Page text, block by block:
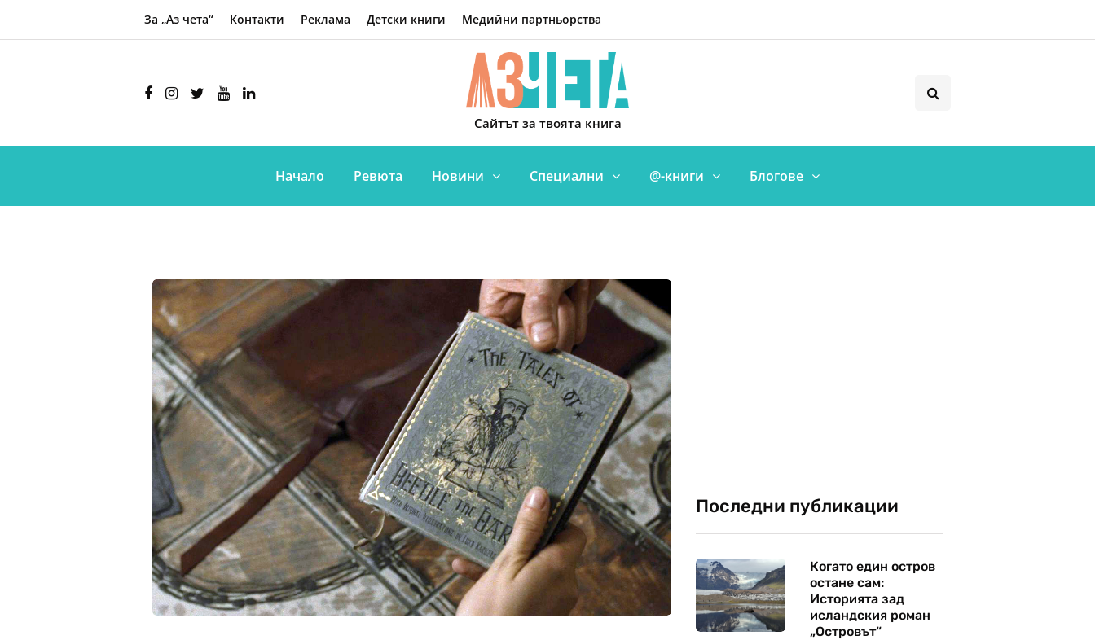
За „Аз чета“ Контакти Реклама Детски книги Медийни партньорства
Сайтът за твоята книга
Начало Ревюта Новини Специални @-книги Блогове
Последни публикации
Когато един остров
остане сам:
Историята зад
исландския роман
„Островът“